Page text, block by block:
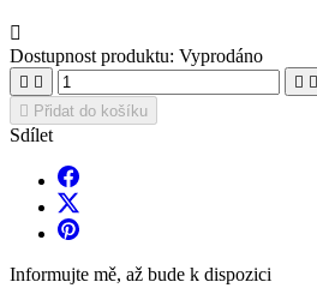

Dostupnost produktu: Vyprodáno
   
 Přidat do košíku
Sdílet
Informujte mě, až bude k dispozici